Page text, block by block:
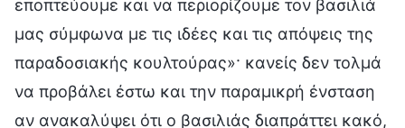
εποπτεύουμε και να περιορίζουμε τον βασιλιά
μας σύμφωνα με τις ιδέες και τις απόψεις της
παραδοσιακής κουλτούρας»· κανείς δεν τολμά
να προβάλει έστω και την παραμικρή ένσταση
αν ανακαλύψει ότι ο βασιλιάς διαπράττει κακό,